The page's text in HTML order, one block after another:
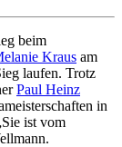
beim
Kraus am
laufen. Trotz
Paul Heinz
in
ist vom